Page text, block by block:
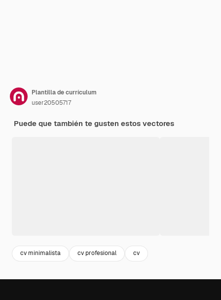
Plantilla de currículum
user20505717
Puede que también te gusten estos vectores
cv minimalista cv profesional cv